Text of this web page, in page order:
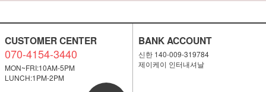
CUSTOMER CENTER
070-4154-3440
MON~FRI:10AM-5PM
LUNCH:1PM-2PM
BANK ACCOUNT
신한 140-009-319784
제이케이 인터내셔날